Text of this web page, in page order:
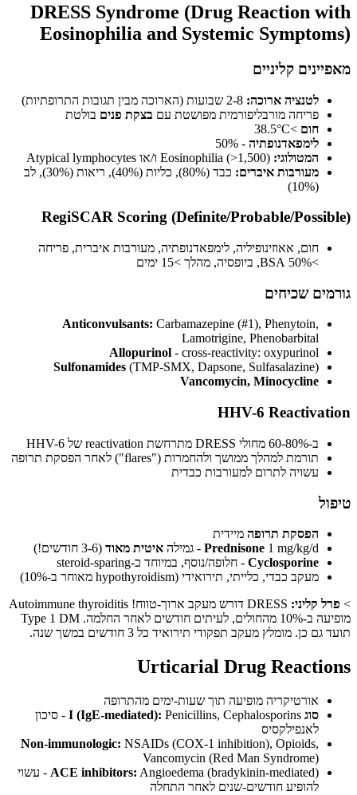
DRESS Syndrome (Drug Reaction
Eosinophilia and Systemic
קליניים
לטנציה ארוכה:2-8 שבועות (הארוכה מבין תגובות התרופתיות)
פריחה מורבליפורמית מפושטת עםבצקת פניםבולטת
>38.5°C
לימפאדנופתיה- 50%
המטולוגי:Eosinophilia (>1,500) ו/או Atypical lymphocytes
מעורבות איברים:
כבד (80%), כליות (40%), ריאות (30%), לב
RegiSCAR Scoring (Definite/Probable/
חום, אאוזינופיליה, לימפאדנופתיה, מעורבות איברית, פריחה
שכיחים
Anticonvulsants:Carbamazepine (#1), Phenytoin,
Lamotrigine, Phenobarbital
Allopurinol- cross-reactivity: oxypurinol
Sulfonamides(TMP-SMX, Dapsone, Sulfasalazine)
Vancomycin, Minocycline
HHV-6
תורמת למהלך ממושך ולהחמרות ("flares") לאחר הפסקת תרופה
עשויה לתרום למעורבות כבדית
הפסקת תרופה מיידית
Prednisone1 mg/kg/d - גמילה איטית מאוד(3-6 חודשים!)
Cyclosporine- חלופה/נוסף, במיוחד כ-steroid-sparing
מעקב כבדי, כלייתי, תירואידי (hypothyroidism מאוחר ב-10%)
קליני:
DRESS דורש מעקב ארוך-טווח! Autoimmune thyroiditis
מופיעה ב-10% מהחולים, לעיתים חודשים לאחר החלמה. Type 1 DM
כן. מומלץ מעקב תפקודי תירואיד כל 3 חודשים במשך שנה.
Urticarial Drug
אורטיקריה מופיעה תוך שעות-ימים מהתרופה
Penicillins, Cephalosporins - סיכון
לאנפילקסיס
Non-immunologic:NSAIDs (COX-1 inhibition), Opioids,
Vancomycin (Red Man Syndrome)
ACE inhibitors: Angioedema (bradykinin-mediated) - עשוי
להופיע חודשים-שנים לאחר התחלה